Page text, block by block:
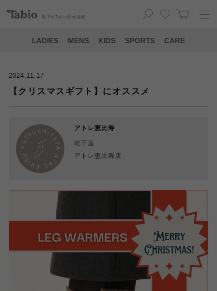
靴下の Tabio 公式通販
LADIES MENS KIDS SPORTS CARE
2024.11.17
【クリスマスギフト】にオススメ
アトレ恵比寿
靴下屋
アトレ恵比寿店